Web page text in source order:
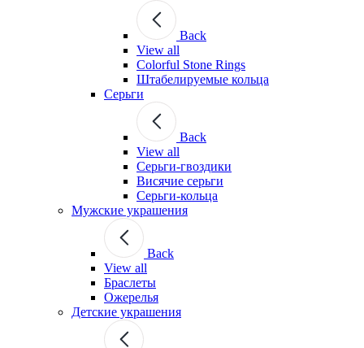
Back
View all
Colorful Stone Rings
Штабелируемые кольца
Серьги
Back
View all
Серьги-гвоздики
Висячие серьги
Серьги-кольца
Мужские украшения
Back
View all
Браслеты
Ожерелья
Детские украшения